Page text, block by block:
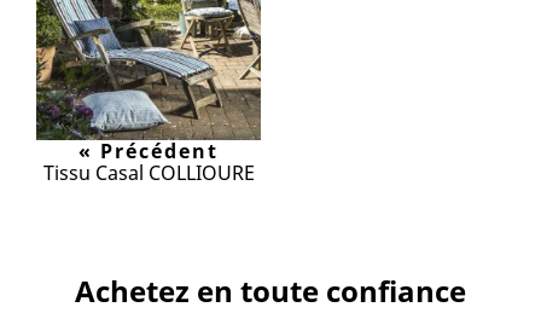
« Précédent
Tissu Casal COLLIOURE
Achetez en toute confiance